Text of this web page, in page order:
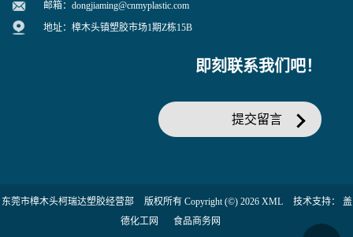
邮箱： dongjiaming@cnmyplastic.com
地址：樟木头镇塑胶市场1期Z栋15B
即刻联系我们吧！
提交留言
东莞市樟木头柯瑞达塑胶经营部 版权所有 Copyright (©) 2026 XML 技术支持： 盖
德化工网
食品商务网